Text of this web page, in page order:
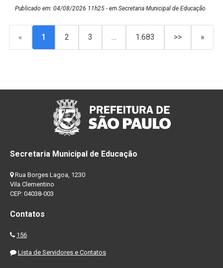
Publicado em: 04/08/2026 11h25 - em Secretaria Municipal de Educação
« 1 2 3 … 1.683 >> »
Secretaria Municipal de Educação
Rua Borges Lagoa, 1230
Vila Clementino
CEP: 04038-003
Contatos
156
Lista de Servidores e Contatos